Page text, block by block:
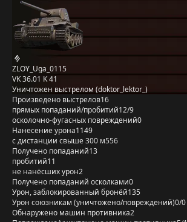
ZLOY_Uga_0115
VK 36.01 K 41
Уничтожен выстрелом (doktor_lektor_)
Произведено выстрелов16
прямых попаданий/пробитий12/9
осколочно-фугасных повреждений0
Нанесение урона1149
с дистанции свыше 300 м556
Получено попаданий13
пробитий11
не нанёсших урон2
Получено попаданий осколками0
Урон, заблокированный бронёй135
Урон союзникам (уничтожено/повреждений)0/0
Обнаружено машин противника2